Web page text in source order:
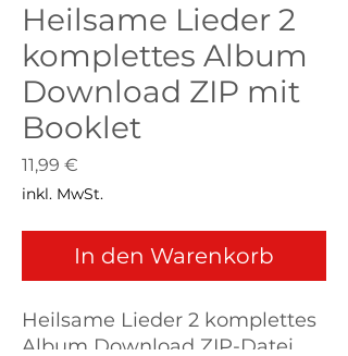
Heilsame Lieder 2
komplettes Album
Download ZIP mit
Booklet
11,99 €
inkl. MwSt.
In den Warenkorb
Heilsame Lieder 2 komplettes
Album Download ZIP-Datei